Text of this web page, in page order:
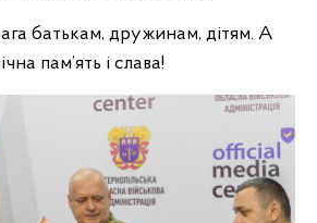
батькам, дружинам, дітям. А
пам’ять і слава!